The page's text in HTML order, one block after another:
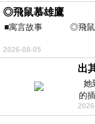
◎飛鼠慕雄鷹
■寓言故事 ◎飛鼠
⊕潘文
林的底層，住著一隻小飛
2026-08-05
出
她
的
著